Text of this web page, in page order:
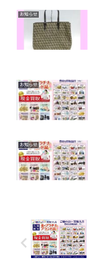
お知らせ
お知らせ
お知らせ